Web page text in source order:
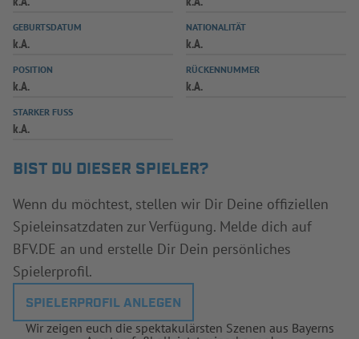
SPIELPLUS
GEBURTSDATUM
k.A.
NATIONALITÄT
k.A.
POSITION
k.A.
RÜCKENNUMMER
k.A.
STARKER FUSS
k.A.
BIST DU DIESER SPIELER?
Wenn du möchtest, stellen wir Dir Deine offiziellen
Spieleinsatzdaten zur Verfügung. Melde dich auf
BFV.DE an und erstelle Dir Dein persönliches
Spielerprofil.
SPIELERPROFIL ANLEGEN
Wir zeigen euch die spektakulärsten Szenen aus Bayerns